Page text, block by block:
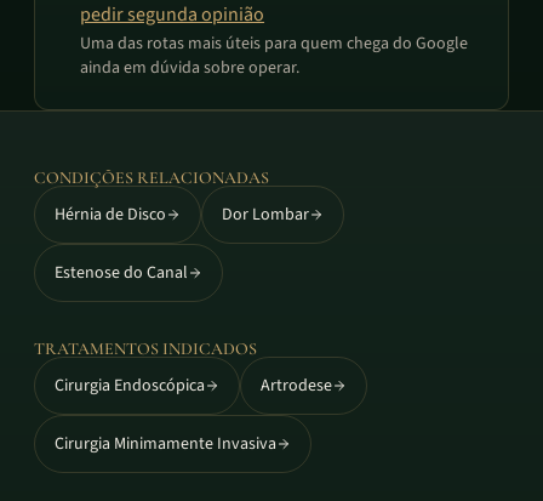
pedir segunda opinião
Uma das rotas mais úteis para quem chega do Google
ainda em dúvida sobre operar.
CONDIÇÕES RELACIONADAS
Hérnia de Disco Dor Lombar
Estenose do Canal
TRATAMENTOS INDICADOS
Cirurgia Endoscópica Artrodese
Cirurgia Minimamente Invasiva